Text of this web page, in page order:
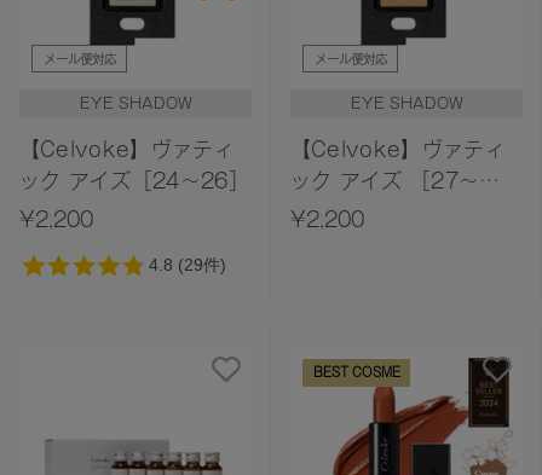
メール便対応
EYE SHADOW
【Celvoke】ヴァティ
ック アイズ［24～26］
¥2,200
メール便対応
EYE SHADOW
【Celvoke】ヴァティ
ック アイズ ［27～
32］
¥2,200
BEST COSME